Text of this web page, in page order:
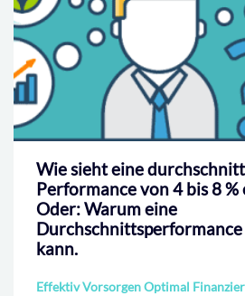
Wie sieht eine
Performance von 4 bis 8 %
Oder: Warum eine
kann.
Effektiv Vorsorgen Optimal